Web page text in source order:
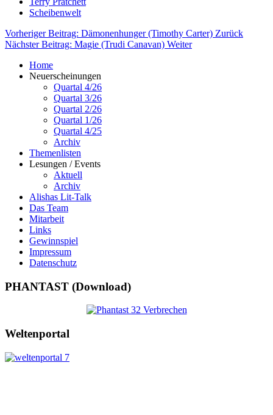
Scheibenwelt
Vorheriger Beitrag: Dämonenhunger (Timothy Carter) Zurück
Nächster Beitrag: Magie (Trudi Canavan) Weiter
Home
Neuerscheinungen
Quartal 4/26
Quartal 3/26
Quartal 2/26
Quartal 1/26
Quartal 4/25
Archiv
Themenlisten
Lesungen / Events
Aktuell
Archiv
Alishas Lit-Talk
Das Team
Mitarbeit
Links
Gewinnspiel
Impressum
Datenschutz
PHANTAST (Download)
Weltenportal